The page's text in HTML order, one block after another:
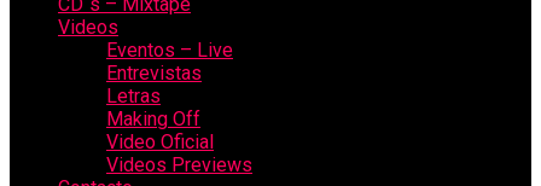
Videos
Eventos – Live
Entrevistas
Letras
Making Off
Video Oficial
Videos Previews